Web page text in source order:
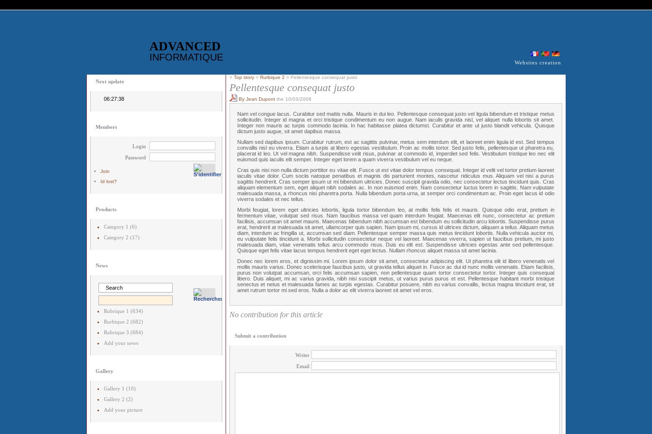
ADVANCED
INFORMATIQUE Websites creation
Next update
06:27:38
Members
Login
Password
Join
Id lost?
Products
Category 1 (6)
Category 2 (17)
News
Rubrique 1 (634)
Rurbique 2 (682)
Rubrique 3 (684)
Add your news
Gallery
Gallery 1 (10)
Gallery 2 (2)
Add your picture
> Top story> Rurbique 2 > Pellentesque consequat justo
Pellentesque consequat justo
By Jean Dupontthe 10/03/2008
Nam vel congue lacus. Curabitur sed mattis nulla. Mauris in dui leo. Pellentesque consequat justo vel ligula bibendum et tristique metus
sollicitudin. Integer id magna et orci tristique condimentum eu non augue. Nam iaculis gravida nisl, vel aliquet nulla lobortis sit amet.
Integer non mauris ac turpis commodo lacinia. In hac habitasse platea dictumst. Curabitur et ante ut justo blandit vehicula. Quisque
dictum justo augue, sit amet dapibus massa.
Nullam sed dapibus ipsum. Curabitur rutrum, est ac sagittis pulvinar, metus sem interdum elit, et laoreet enim ligula id est. Sed tempus
convallis nisl eu viverra. Etiam a turpis at libero egestas vestibulum. Proin ac mollis tortor. Sed justo felis, pellentesque ut pharetra eu,
placerat id leo. Ut vel magna nibh. Suspendisse velit risus, pulvinar at commodo id, imperdiet sed felis. Vestibulum tristique leo nec elit
euismod quis iaculis elit semper. Integer eget lorem a quam viverra vestibulum vel eu neque.
Cras quis nisi non nulla dictum porttitor eu vitae elit. Fusce ut est vitae dolor tempus consequat. Integer id velit vel tortor pretium laoreet
iaculis vitae dolor. Cum sociis natoque penatibus et magnis dis parturient montes, nascetur ridiculus mus. Aliquam vel nisi a purus
sagittis hendrerit. Cras semper ipsum ut mi bibendum ultricies. Donec suscipit gravida odio, nec consectetur lectus tincidunt quis. Cras
aliquam elementum sem, eget aliquet nibh sodales ac. In non euismod enim. Nam consectetur luctus lorem in sagittis. Nam vulputate
malesuada massa, a rhoncus nisi pharetra porta. Nulla bibendum porta urna, at semper orci condimentum ac. Proin eget lacus id odio
viverra sodales et nec tellus.
Morbi feugiat, lorem eget ultricies lobortis, ligula tortor bibendum leo, at mollis felis felis et mauris. Quisque odio erat, pretium in
fermentum vitae, volutpat sed risus. Nam faucibus massa vel quam interdum feugiat. Maecenas elit nunc, consectetur ac pretium
facilisis, accumsan sit amet mauris. Maecenas bibendum nibh accumsan est bibendum eu sollicitudin arcu lobortis. Suspendisse purus
erat, hendrerit at malesuada sit amet, ullamcorper quis sapien. Nam ipsum mi, cursus id ultrices dictum, aliquam a tellus. Aliquam metus
diam, interdum ac fringilla ut, accumsan sed diam. Pellentesque semper massa quis metus tincidunt lobortis. Nulla vehicula auctor mi,
eu vulputate felis tincidunt a. Morbi sollicitudin consectetur neque vel laoreet. Maecenas viverra, sapien ut faucibus pretium, mi justo
malesuada diam, vitae venenatis tellus arcu commodo risus. Duis eu elit est. Suspendisse ultricies egestas ante sed pellentesque.
Quisque eget felis vitae lacus tempus hendrerit eget eget lectus. Nullam rhoncus aliquet massa sit amet lacinia.
Donec nec lorem eros, et dignissim mi. Lorem ipsum dolor sit amet, consectetur adipiscing elit. Ut pharetra elit id libero venenatis vel
mollis mauris varius. Donec scelerisque faucibus justo, ut gravida tellus aliquet in. Fusce ac dui id nunc mollis venenatis. Etiam facilisis,
purus non volutpat accumsan, orci felis accumsan sapien, non pellentesque quam tortor consectetur tortor. Integer quis consequat
libero. Duis aliquet, mi ac varius gravida, nibh nisi suscipit metus, ut varius purus purus et est. Pellentesque habitant morbi tristique
senectus et netus et malesuada fames ac turpis egestas. Curabitur posuere, nibh eu varius convallis, lectus magna tincidunt erat, sit
amet rutrum tortor mi sed eros. Nulla a dolor ac elit viverra laoreet sit amet vel eros.
No contribution for this article
Submit a contribution
Writer
Email